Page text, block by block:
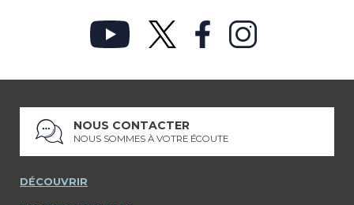
NOUS CONTACTER
NOUS SOMMES À VOTRE ÉCOUTE
DÉCOUVRIR